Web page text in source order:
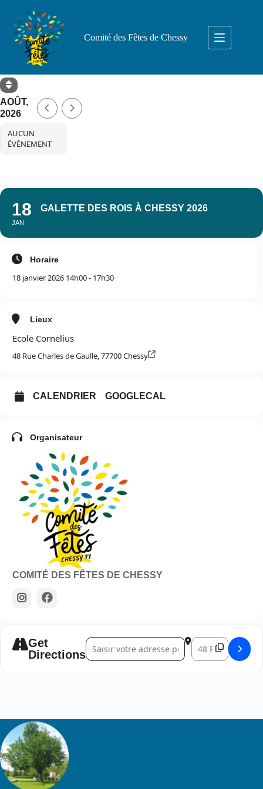
contenu
Comité des Fêtes de Chessy
AOÛT,
2026
AUCUN
ÉVÈNEMENT
18
JAN
GALETTE DES ROIS À CHESSY 2026
Horaire
18 janvier 2026 14h00 - 17h30
Lieux
Ecole Cornelius
48 Rue Charles de Gaulle, 77700 Chessy
CALENDRIER GOOGLECAL
Organisateur
COMITÉ DES FÊTES DE CHESSY
Get
Directions
Address - Galette des rois à Chessy 2026 []
Destination